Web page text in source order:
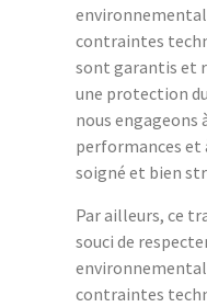
contraintes
sont garantis et
une protection
nous engageons
performances et
soigné et bien
Par ailleurs, ce
souci de
contraintes